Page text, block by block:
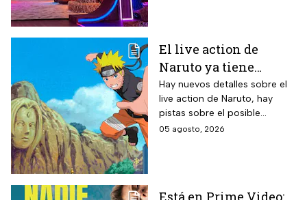
El live action de
Naruto ya tiene
director y así avanza
el casting de la
película
Hay nuevos detalles sobre el
live action de Naruto, hay
pistas sobre el posible
enfoque de la historia y
05 agosto, 2026
Está en Prime Video: